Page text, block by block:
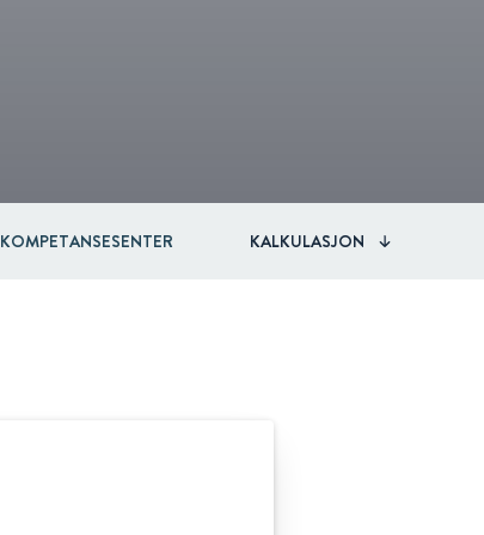
KOMPETANSESENTER KALKULASJON